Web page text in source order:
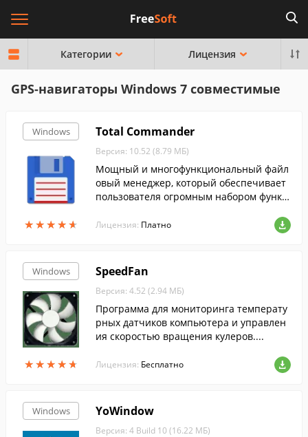
Категории Лицензия
GPS-навигаторы Windows 7 совместимые
Windows
★★★★★
★★★★★
Total Commander
Версия: 10.52 (8.79 МБ)
Мощный и многофункциональный файл
овый менеджер, который обеспечивает
пользователя огромным набором функц
и папками.
Лицензия: Платно
Windows
★★★★★
★★★★★
SpeedFan
Версия: 4.52 (2.94 МБ)
Программа для мониторинга температу
рных датчиков компьютера и управлен
ия скоростью вращения кулеров....
Лицензия: Бесплатно
Windows YoWindow
Версия: 4 Build 10 (16.22 МБ)